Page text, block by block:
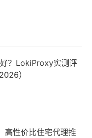
？LokiProxy实测评
）
高性价比住宅代理推